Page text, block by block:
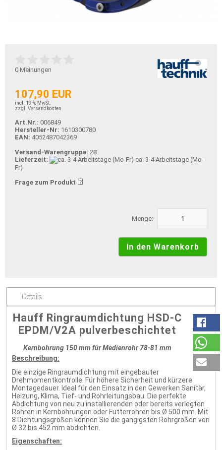
0 Meinungen
107,90 EUR
incl. 19 % MwSt.
zzgl. Versandkosten
Art.Nr.: 006849
Hersteller-Nr: 1610300780
EAN: 4052487042369
Versand-Warengruppe: 28
Lieferzeit:
ca. 3-4 Arbeitstage (Mo-
Fr)
Frage zum Produkt
Menge:
Details
Hauff Ringraumdichtung HSD-C
EPDM/V2A pulverbeschichtet
Kernbohrung 150 mm für Medienrohr 78-81 mm
Beschreibung:
Die einzige Ringraumdichtung mit eingebauter
Drehmomentkontrolle. Für höhere Sicherheit und kürzere
Montagedauer. Ideal für den Einsatz in den Gewerken Sanitär,
Heizung, Klima, Tief- und Rohrleitungsbau. Die perfekte
Abdichtung von neu zu installierenden oder bereits verlegten
Rohren in Kernbohrungen oder Futterrohren bis Ø 500 mm. Mit
8 Dichtungsgrößen können Sie die gängigsten Rohrgrößen von
Ø 32 bis 452 mm abdichten.
Eigenschaften: